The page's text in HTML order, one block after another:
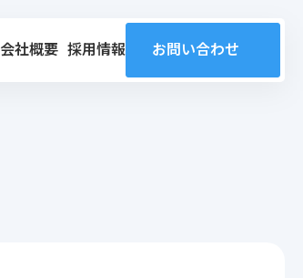
会社概要 採用情報 お問い合わせ